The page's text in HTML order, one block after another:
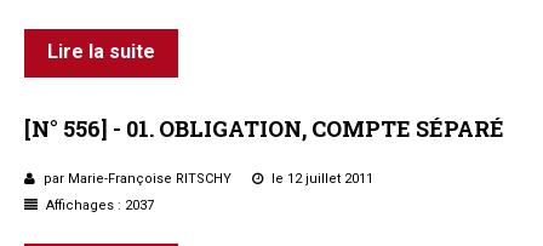
Lire la suite
[N° 556] - 01. OBLIGATION, COMPTE SÉPARÉ
par Marie-Françoise RITSCHY
le 12 juillet 2011
Affichages : 2037